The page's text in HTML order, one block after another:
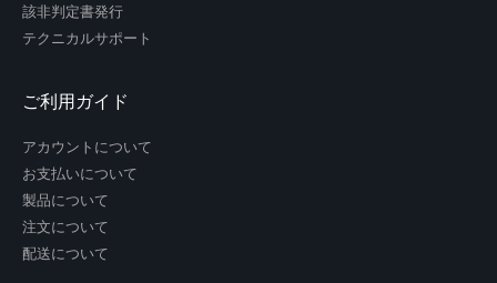
該非判定書発行
テクニカルサポート
ご利用ガイド
アカウントについて
お支払いについて
製品について
注文について
配送について